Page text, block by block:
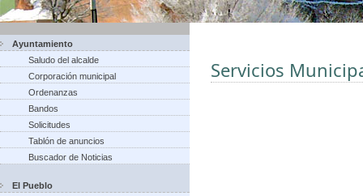
Ayuntamiento
Saludo del alcalde
Corporación municipal
Ordenanzas
Bandos
Solicitudes
Tablón de anuncios
Buscador de Noticias
El Pueblo
Servicios